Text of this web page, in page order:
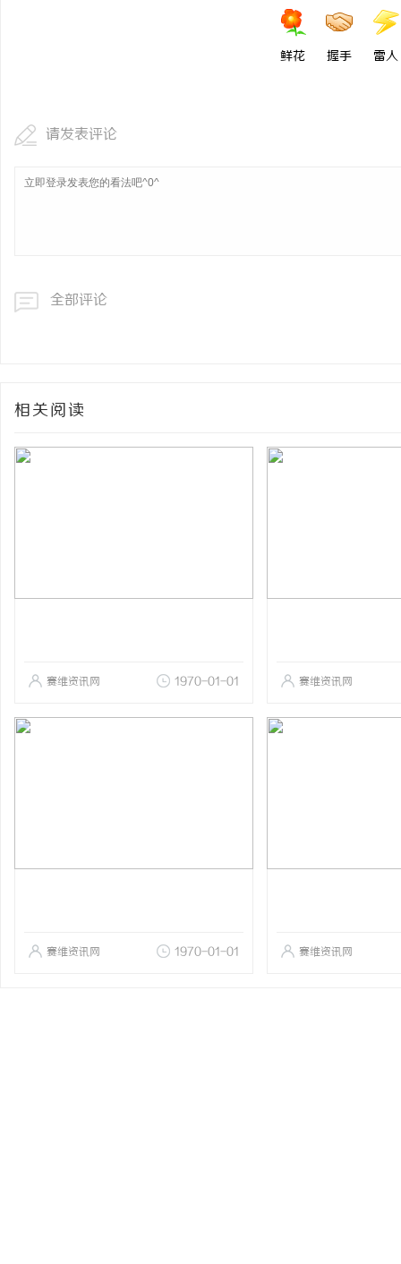
鲜花 握手 雷人
请发表评论
全部评论
相关阅读
赛维资讯网 1970-01-01 赛维资讯网
赛维资讯网 1970-01-01 赛维资讯网